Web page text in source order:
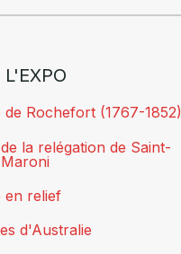
de Rochefort (1767-1852)
la relégation de Saint-
en relief
d'Australie